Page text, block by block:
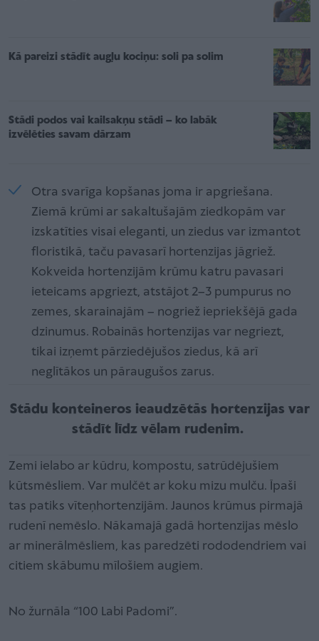
Kā pareizi stādīt augļu kociņu: soli pa solim
Stādi podos vai kailsakņu stādi – ko labāk
izvēlēties savam dārzam
Otra svarīga kopšanas joma ir apgriešana.
Ziemā krūmi ar sakaltušajām ziedkopām var
izskatīties visai eleganti, un ziedus var izmantot
floristikā, taču pavasarī hortenzijas jāgriež.
Kokveida hortenzijām krūmu katru pavasari
ieteicams apgriezt, atstājot 2–3 pumpurus no
zemes, skarainajām – nogriež iepriekšējā gada
dzinumus. Robainās hortenzijas var negriezt,
tikai izņemt pārziedējušos ziedus, kā arī
neglītākos un pāraugušos zarus.
Stādu konteineros ieaudzētās hortenzijas var
stādīt līdz vēlam rudenim.
Zemi ielabo ar kūdru, kompostu, satrūdējušiem
kūtsmēsliem. Var mulčēt ar koku mizu mulču. Īpaši
tas patiks vīteņhortenzijām. Jaunos krūmus pirmajā
rudenī nemēslo. Nākamajā gadā hortenzijas mēslo
ar minerālmēsliem, kas paredzēti rododendriem vai
citiem skābumu mīlošiem augiem.
No žurnāla “100 Labi Padomi”.